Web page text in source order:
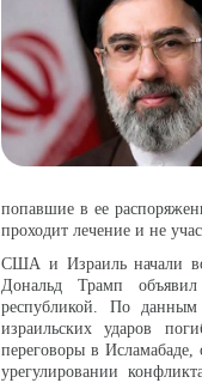
попавшие в ее
проходит лечение и не
США и Израиль начали
Дональд Трамп
республикой. По
израильских ударов
переговоры в
урегулировании